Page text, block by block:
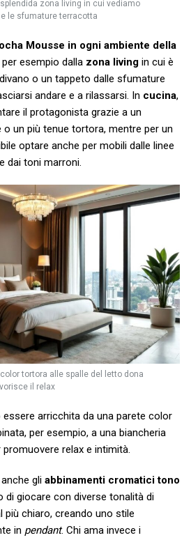
zona living in cui vediamo
e le sfumature terracotta
Mousse in ogni ambiente della
esempio dalla zona living in cui è
o un tappeto dalle sfumature
andare e a rilassarsi. In cucina,
il protagonista grazie a un
un più tenue tortora, mentre per un
optare anche per mobili dalle linee
dai toni marroni.
tortora alle spalle del letto dona
il relax
essere arricchita da una parete color
per esempio, a una biancheria
relax e intimità.
gli abbinamenti cromatici tono
di giocare con diverse tonalità di
più chiaro, creando uno stile
in pendant. Chi ama invece i